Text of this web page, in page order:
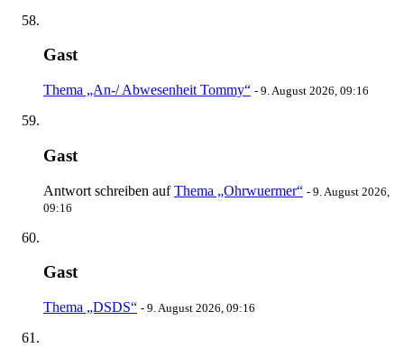
Gast
Thema „An-/ Abwesenheit Tommy“ - 9. August 2026, 09:16
Gast
Antwort schreiben aufThema „Ohrwuermer“ - 9. August 2026,
09:16
Gast
Thema „DSDS“ - 9. August 2026, 09:16